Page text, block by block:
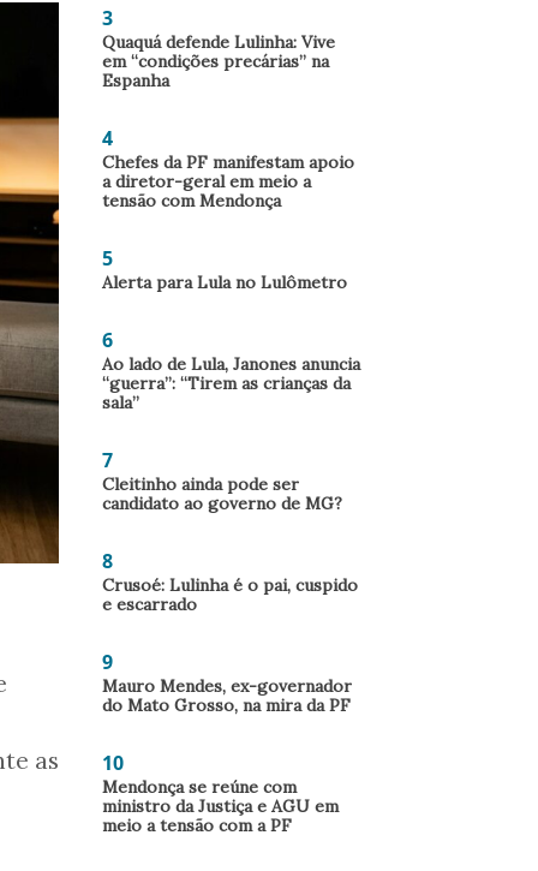
as
3
Quaquá defende Lulinha: Vive
em “condições precárias” na
Espanha
4
Chefes da PF manifestam apoio
a diretor-geral em meio a
tensão com Mendonça
5
Alerta para Lula no Lulômetro
6
Ao lado de Lula, Janones anuncia
“guerra”: “Tirem as crianças da
sala”
7
Cleitinho ainda pode ser
candidato ao governo de MG?
8
Crusoé: Lulinha é o pai, cuspido
e escarrado
9
Mauro Mendes, ex-governador
do Mato Grosso, na mira da PF
10
Mendonça se reúne com
ministro da Justiça e AGU em
meio a tensão com a PF